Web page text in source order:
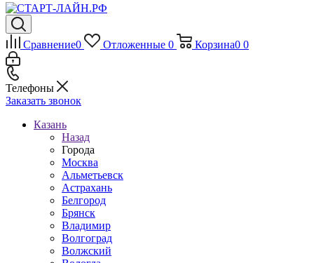
Сравнение0 Отложенные 0 Корзина0 0
Телефоны
Заказать звонок
Казань
Назад
Города
Москва
Альметьевск
Астрахань
Белгород
Брянск
Владимир
Волгоград
Волжский